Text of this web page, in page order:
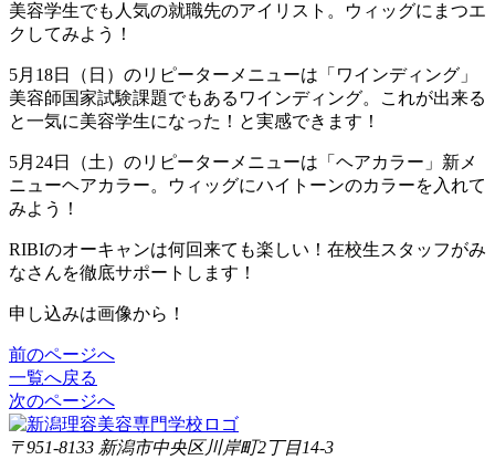
美容学生でも人気の就職先のアイリスト。ウィッグにまつエ
クしてみよう！
5月18日（日）のリピーターメニューは「ワインディング」
美容師国家試験課題でもあるワインディング。これが出来る
と一気に美容学生になった！と実感できます！
5月24日（土）のリピーターメニューは「ヘアカラー」新メ
ニューヘアカラー。ウィッグにハイトーンのカラーを入れて
みよう！
RIBIのオーキャンは何回来ても楽しい！在校生スタッフがみ
なさんを徹底サポートします！
申し込みは画像から！
前のページへ
一覧へ戻る
次のページへ
〒951-8133 新潟市中央区川岸町2丁目14-3